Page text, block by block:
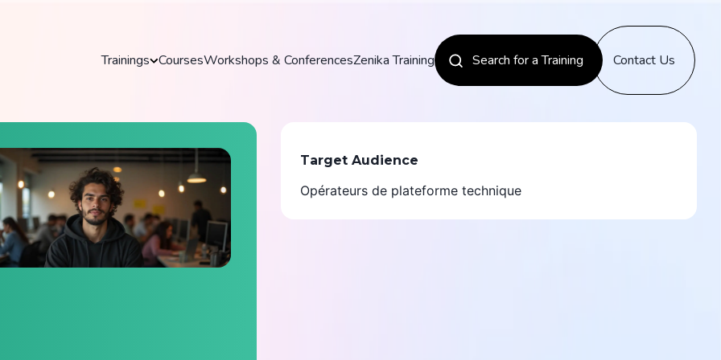
Trainings
Trainings
Discover our practical and up-to-date training
courses to master key tools and technologies
in your field.
Explore all trainings
Discover
CoursesWorkshops & ConferencesZenika Training Search for a Training Contact Us
Target Audience
Opérateurs de plateforme technique